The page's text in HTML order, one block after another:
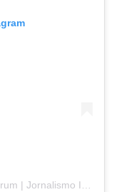
Um post compartilhado por Matheus Brum | Jornalismo Independente em Juiz de Fora (@matheusbrumjornalista)